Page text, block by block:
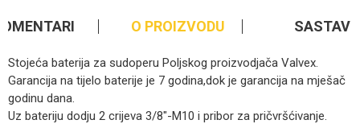
O PROIZVODU SASTAV
Stojeća baterija za sudoperu Poljskog proizvodjača Valvex.
Garancija na tijelo baterije je 7 godina,dok je garancija na mješač
godinu dana.
Uz bateriju dodju 2 crijeva 3/8"-M10 i pribor za pričvršćivanje.